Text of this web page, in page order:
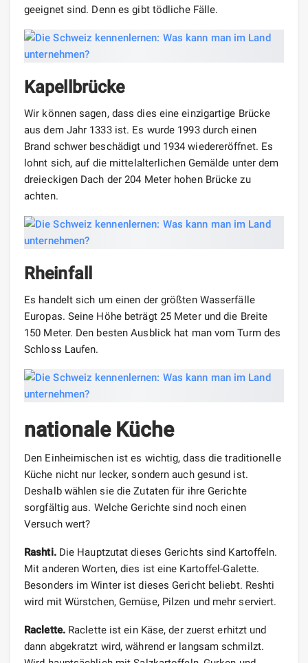
geeignet sind. Denn es gibt tödliche Fälle.
Kapellbrücke
Wir können sagen, dass dies eine einzigartige Brücke
aus dem Jahr 1333 ist. Es wurde 1993 durch einen
Brand schwer beschädigt und 1934 wiedereröffnet. Es
lohnt sich, auf die mittelalterlichen Gemälde unter dem
dreieckigen Dach der 204 Meter hohen Brücke zu
achten.
Rheinfall
Es handelt sich um einen der größten Wasserfälle
Europas. Seine Höhe beträgt 25 Meter und die Breite
150 Meter. Den besten Ausblick hat man vom Turm des
Schloss Laufen.
nationale Küche
Den Einheimischen ist es wichtig, dass die traditionelle
Küche nicht nur lecker, sondern auch gesund ist.
Deshalb wählen sie die Zutaten für ihre Gerichte
sorgfältig aus. Welche Gerichte sind noch einen
Versuch wert?
Rashti.Die Hauptzutat dieses Gerichts sind Kartoffeln.
Mit anderen Worten, dies ist eine Kartoffel-Galette.
Besonders im Winter ist dieses Gericht beliebt. Reshti
wird mit Würstchen, Gemüse, Pilzen und mehr serviert.
Raclette.Raclette ist ein Käse, der zuerst erhitzt und
dann abgekratzt wird, während er langsam schmilzt.